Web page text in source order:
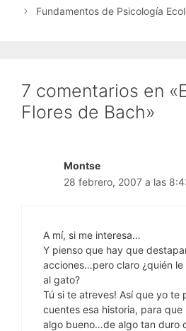
Fundamentos de Psicología
7 comentarios en
Flores de Bach»
Montse
28 febrero, 2007 a las
A mí, si me interesa…
Y pienso que hay que
acciones…pero claro ¿quién
al gato?
Tú si te atreves! Así que yo te
cuentes esa historia, para
algo bueno…de algo tan duro